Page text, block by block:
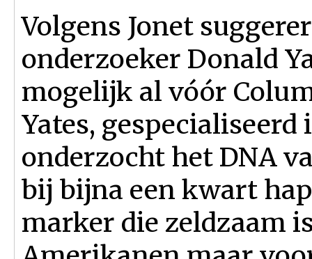
Volgens Jonet
onderzoeker Donald
mogelijk al vóór
Yates,
onderzocht het DNA
bij bijna een kwart
marker die zeldzaam